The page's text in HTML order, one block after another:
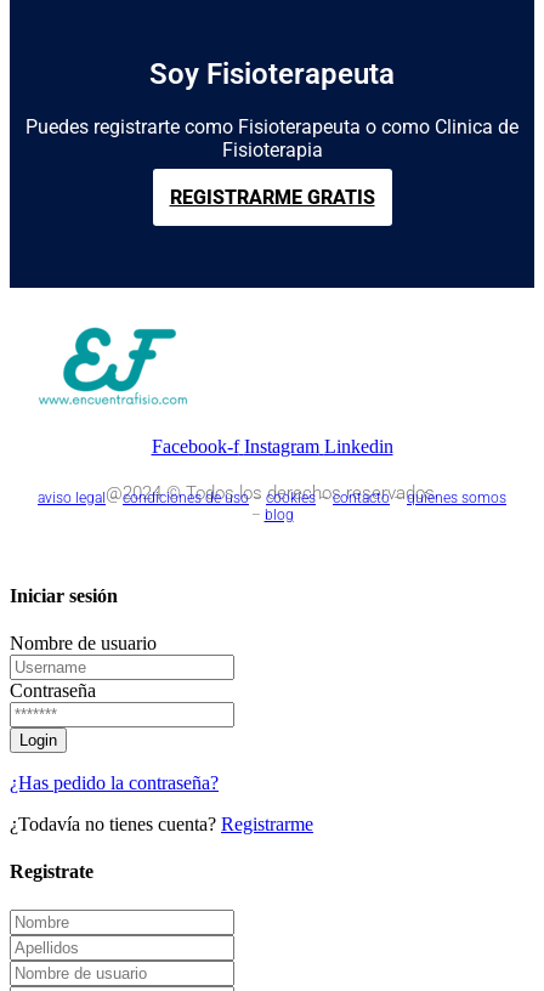
Soy Fisioterapeuta
Puedes registrarte como Fisioterapeuta o como Clinica de
Fisioterapia
REGISTRARME GRATIS
Facebook-f Instagram Linkedin
@2024 © Todos los derechos reservados.
aviso legal–condiciones de uso– cookies –contacto–quienes somos
– blog
Iniciar sesión
Nombre de usuario
Contraseña
¿Has pedido la contraseña?
¿Todavía no tienes cuenta? Registrarme
Registrate